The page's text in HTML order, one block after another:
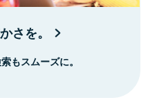
さを。
もスムーズに。